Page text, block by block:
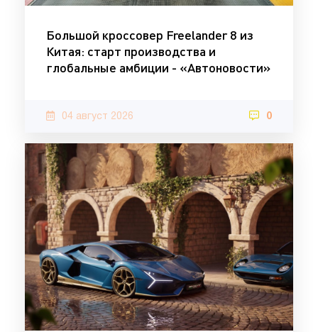
Большой кроссовер Freelander 8 из
Китая: старт производства и
глобальные амбиции - «Автоновости»
04 август 2026 0